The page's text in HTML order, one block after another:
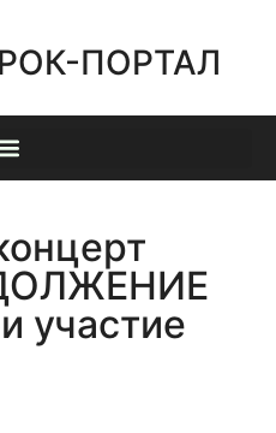
ПОРТАЛ
участие